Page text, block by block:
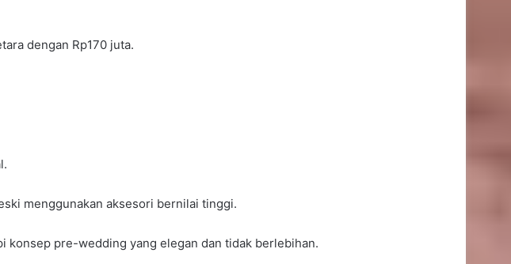
dengan Rp170 juta.
menggunakan aksesori bernilai tinggi.
konsep pre-wedding yang elegan dan tidak berlebihan.
Tampil Elegan, Syahrini Kenakan
Cincin Zamrud Graff Bernilai
Rp116,1 Miliar